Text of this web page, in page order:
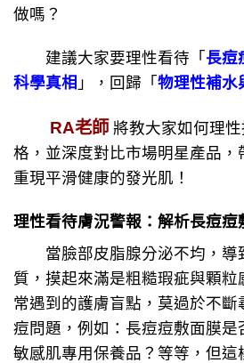
做嗎？
建議大家要理性看待「長痘
科學真相 」，回歸「物理性補水
RA老師 將教大家如何理
格，並深度對比市場明星產品，
重現平滑健康的發光肌！
理性看待膚況警報：解析長痘痘
當臉部皮脂腺分泌不均，導
質，摸起來滿是粗糙瑕疵與顆粒
常遇到的護膚盲點，莫過於不斷
痘問題，例如：長痘痘敷面膜是
敏感肌專用保養品？等等，但這